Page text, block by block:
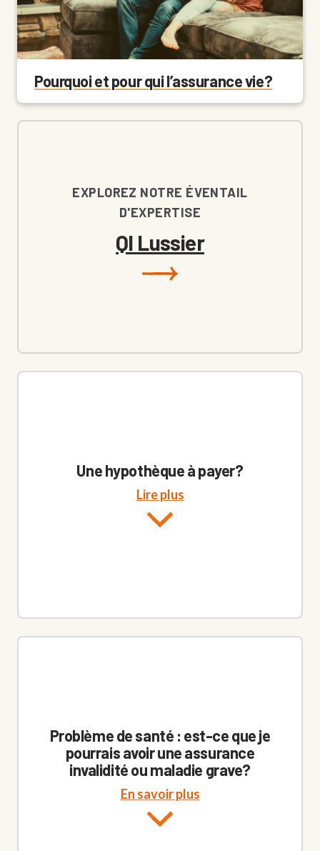
Pourquoi et pour qui l’assurance vie?
EXPLOREZ NOTRE ÉVENTAIL
D'EXPERTISE
QI Lussier
Une hypothèque à payer?
Lire plus
Problème de santé : est-ce que je
pourrais avoir une assurance
invalidité ou maladie grave?
En savoir plus